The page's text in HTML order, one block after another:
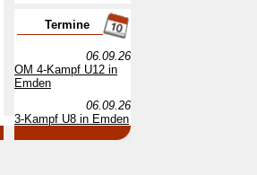
Termine
06.09.26
OM 4-Kampf U12 in
Emden
06.09.26
3-Kampf U8 in Emden